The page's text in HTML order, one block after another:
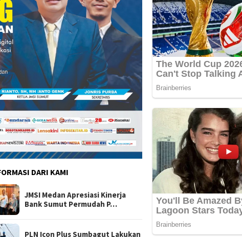
DARI KAMI
JMSI Medan Apresiasi Kinerja
Bank Sumut Permudah P…
PLN Icon Plus Sumbagut Lakukan